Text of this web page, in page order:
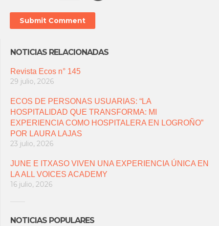
NOTICIAS RELACIONADAS
Revista Ecos n° 145
29 julio, 2026
ECOS DE PERSONAS USUARIAS: “LA
HOSPITALIDAD QUE TRANSFORMA: MI
EXPERIENCIA COMO HOSPITALERA EN LOGROÑO”
POR LAURA LAJAS
23 julio, 2026
JUNE E ITXASO VIVEN UNA EXPERIENCIA ÚNICA EN
LA ALL VOICES ACADEMY
16 julio, 2026
NOTICIAS POPULARES